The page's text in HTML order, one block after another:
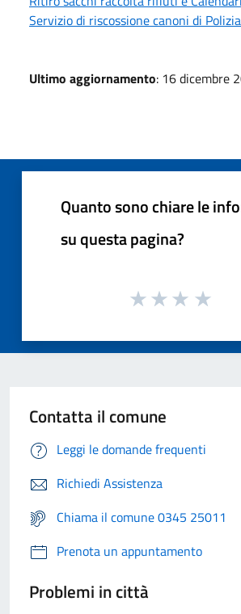
Servizio di riscossione canoni di
Ultimo aggiornamento: 16 dicembre
Quanto sono chiare le
su questa pagina?
Contatta il comune
Leggi le domande frequenti
Richiedi Assistenza
Chiama il comune 0345 25011
Prenota un appuntamento
Problemi in città